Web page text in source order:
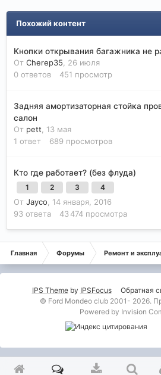
Похожий контент
Кнопки открывания багажника не
От Cherep35, 26 июля
0 ответов 451 просмотр
Задняя амортизаторная стойка
салон
От pett, 13 мая
1 ответ 689 просмотров
Кто где работает? (без флуда)
1 2 3 4
От Jayco, 14 января, 2016
93 ответа 43 474 просмотра
Главная Форумы Ремонт и
IPS Themeby IPSFocus Обратная
© Ford Mondeo club 2001- 2026.
Powered by Invision